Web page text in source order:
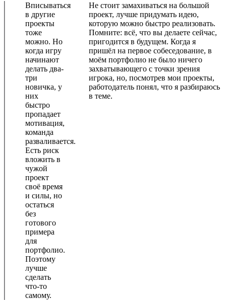
Вписываться
в другие
проекты
тоже
можно. Но
когда игру
начинают
делать два-
три
новичка, у
них
быстро
пропадает
мотивация,
команда
разваливается.
Есть риск
вложить в
чужой
проект
своё время
и силы, но
остаться
без
готового
примера
для
портфолио.
Поэтому
лучше
сделать
что-то
самому.
Не стоит замахиваться на большой
проект, лучше придумать идею,
которую можно быстро реализовать.
Помните: всё, что вы делаете сейчас,
пригодится в будущем. Когда я
пришёл на первое собеседование, в
моём портфолио не было ничего
захватывающего с точки зрения
игрока, но, посмотрев мои проекты,
работодатель понял, что я разбираюсь
в теме.